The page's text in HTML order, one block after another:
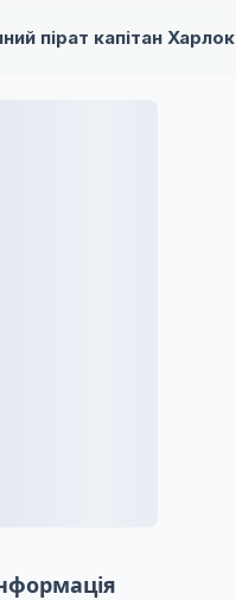
пірат капітан Харлок